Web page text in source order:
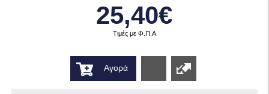
25,40€
Τιμές με Φ.Π.Α
Αγορά Wishlist